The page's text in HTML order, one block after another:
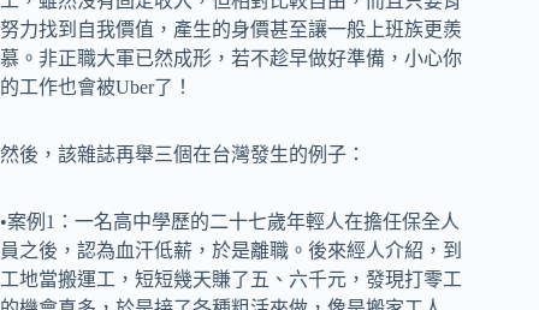
努力找到自我價值，產生的身價甚至讓一般上班族更羨
慕。非正職大軍已然成形，若不趁早做好準備，小心你
的工作也會被Uber了！
然後，該雜誌再舉三個在台灣發生的例子：
•案例1：一名高中學歷的二十七歲年輕人在擔任保全人
員之後，認為血汗低薪，於是離職。後來經人介紹，到
工地當搬運工，短短幾天賺了五、六千元，發現打零工